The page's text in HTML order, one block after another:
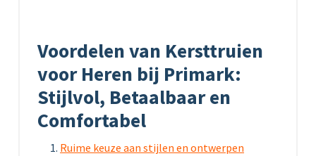
Voordelen van Kersttruien
voor Heren bij Primark:
Stijlvol, Betaalbaar en
Comfortabel
Ruime keuze aan stijlen en ontwerpen